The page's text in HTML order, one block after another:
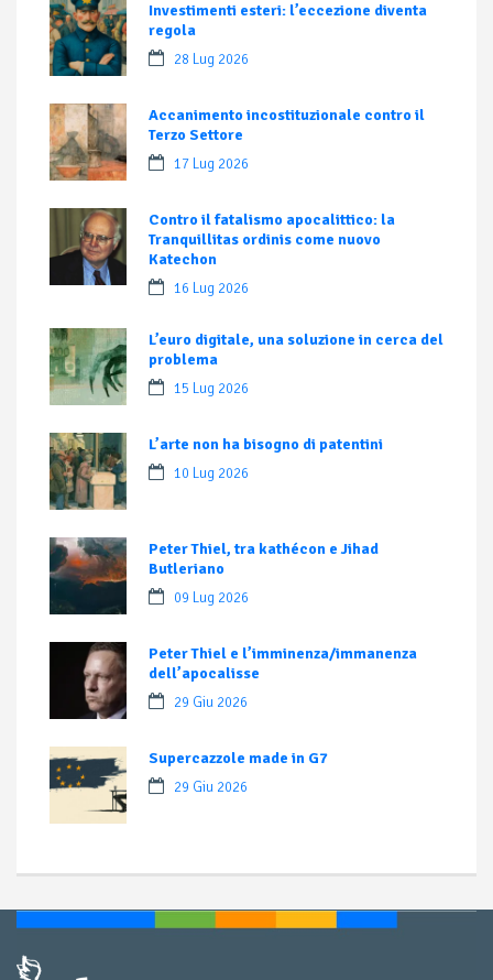
Investimenti esteri: l’eccezione diventa
regola
28 Lug 2026
Accanimento incostituzionale contro il
Terzo Settore
17 Lug 2026
Contro il fatalismo apocalittico: la
Tranquillitas ordinis come nuovo
Katechon
16 Lug 2026
L’euro digitale, una soluzione in cerca del
problema
15 Lug 2026
L’arte non ha bisogno di patentini
10 Lug 2026
Peter Thiel, tra kathécon e Jihad
Butleriano
09 Lug 2026
Peter Thiel e l’imminenza/immanenza
dell’apocalisse
29 Giu 2026
Supercazzole made in G7
29 Giu 2026